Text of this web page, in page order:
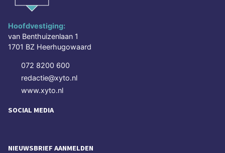
Hoofdvestiging:
van Benthuizenlaan 1
1701 BZ Heerhugowaard
072 8200 600
redactie@xyto.nl
www.xyto.nl
SOCIAL MEDIA
NIEUWSBRIEF AANMELDEN